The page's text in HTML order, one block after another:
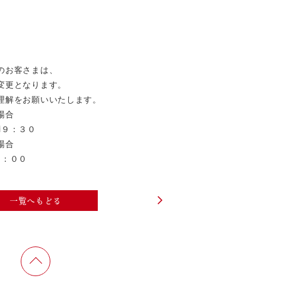
客さまは、
となります。
をお願いいたします。
合
：３０
合
００
一覧へもどる